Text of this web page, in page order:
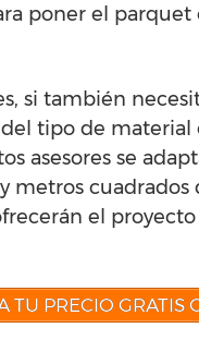
poner el parquet
si también
tipo de material
asesores se
metros cuadrados
el
TU PRECIO GRATIS